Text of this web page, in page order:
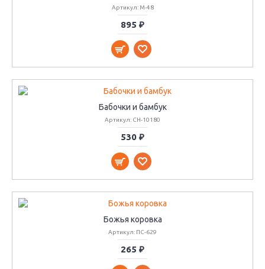
Артикул: М-48
895 ₽
Бабочки и бамбук
Артикул: CH-10180
530 ₽
Божья коровка
Артикул: ПС-629
265 ₽